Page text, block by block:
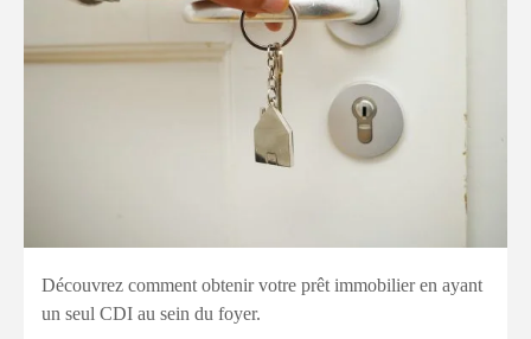
Découvrez comment obtenir votre prêt immobilier en ayant
un seul CDI au sein du foyer.